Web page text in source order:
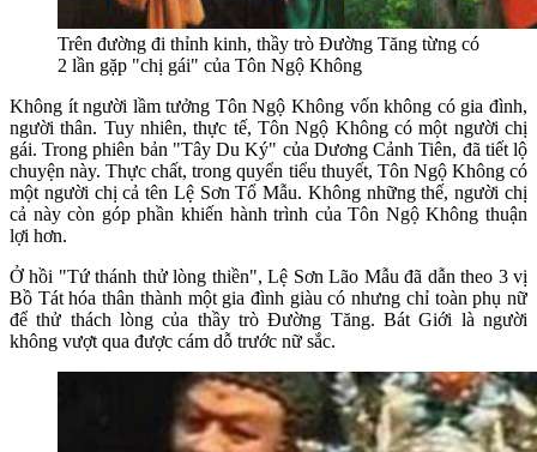
Trên đường đi thỉnh kinh, thầy trò Đường Tăng từng có
2 lần gặp "chị gái" của Tôn Ngộ Không
Không ít người lầm tưởng Tôn Ngộ Không vốn không có gia đình,
người thân. Tuy nhiên, thực tế, Tôn Ngộ Không có một người chị
gái. Trong phiên bản "Tây Du Ký" của Dương Cảnh Tiên, đã tiết lộ
chuyện này. Thực chất, trong quyển tiểu thuyết, Tôn Ngộ Không có
một người chị cả tên Lệ Sơn Tổ Mẫu. Không những thế, người chị
cả này còn góp phần khiến hành trình của Tôn Ngộ Không thuận
lợi hơn.
Ở hồi "Tứ thánh thử lòng thiền", Lệ Sơn Lão Mẫu đã dẫn theo 3 vị
Bồ Tát hóa thân thành một gia đình giàu có nhưng chỉ toàn phụ nữ
để thử thách lòng của thầy trò Đường Tăng. Bát Giới là người
không vượt qua được cám dỗ trước nữ sắc.